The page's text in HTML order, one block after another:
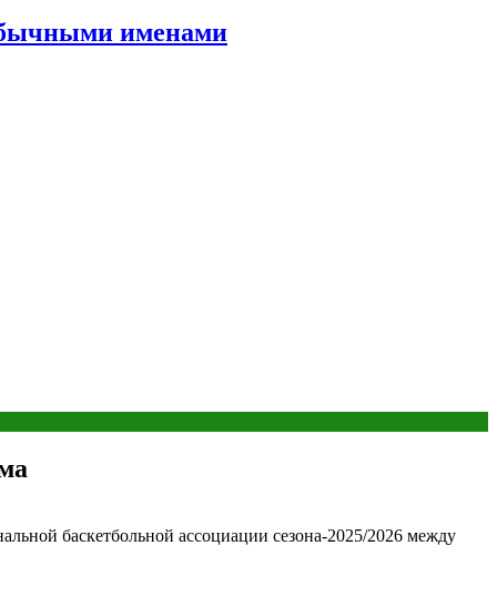
именами
баскетбольной ассоциации сезона-2025/2026 между